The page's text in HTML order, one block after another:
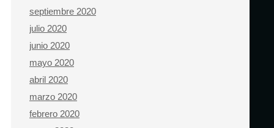
septiembre 2020
julio 2020
junio 2020
mayo 2020
abril 2020
marzo 2020
febrero 2020